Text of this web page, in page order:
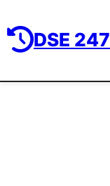
DSE 247